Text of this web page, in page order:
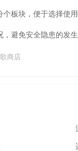
板块，便于选择使用
避免安全隐患的发生
商店